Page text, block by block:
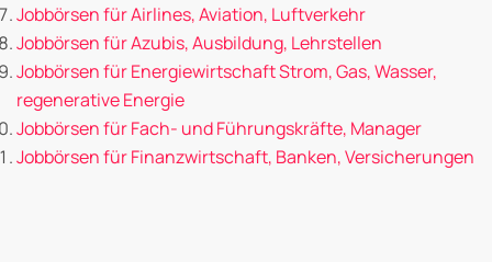
Jobbörsen für Airlines, Aviation, Luftverkehr
Jobbörsen für Azubis, Ausbildung, Lehrstellen
Jobbörsen für Energiewirtschaft Strom, Gas, Wasser,
regenerative Energie
Jobbörsen für Fach- und Führungskräfte, Manager
Jobbörsen für Finanzwirtschaft, Banken, Versicherungen